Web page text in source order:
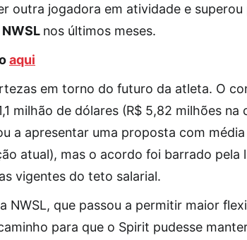
outra jogadora em atividade e
NWSL nos últimos meses.
aqui
em torno do futuro da atleta. O
milhão de dólares (R$ 5,82 milhões
a apresentar uma proposta com média
atual), mas o acordo foi barrado pela
vigentes do teto salarial.
NWSL, que passou a permitir maior
para que o Spirit pudesse